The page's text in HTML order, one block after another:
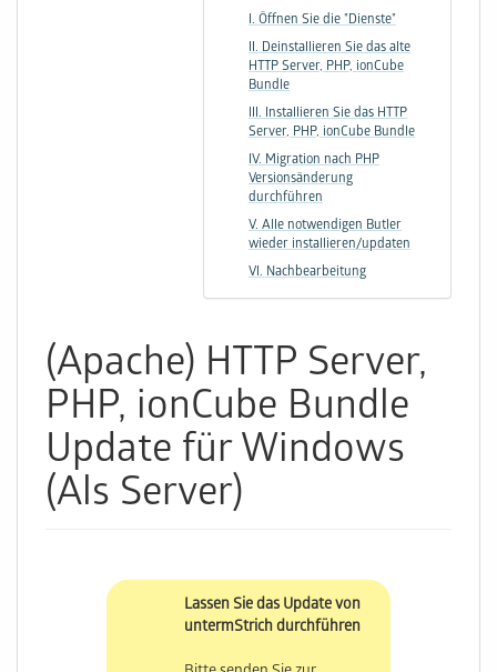
I. Öffnen Sie die "Dienste"
II. Deinstallieren Sie das alte
HTTP Server, PHP, ionCube
Bundle
III. Installieren Sie das HTTP
Server, PHP, ionCube Bundle
IV. Migration nach PHP
Versionsänderung
durchführen
V. Alle notwendigen Butler
wieder installieren/updaten
VI. Nachbearbeitung
(Apache) HTTP Server,
PHP, ionCube Bundle
Update für Windows
(Als Server)
Lassen Sie das Update von
untermStrich durchführen